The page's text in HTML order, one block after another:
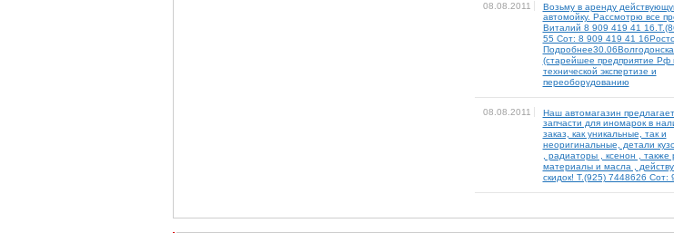
08.08.2011 Возьму в аренду
автомойку. Рассмотрю все
Виталий 8 909 419 41
55 Сот: 8 909 419 41
(старейшее предприятие Рф
технической экспертизе и
переоборудованию
08.08.2011 Наш автомагазин
запчасти для иномарок в
заказ, как уникальные, так и
неоригинальные, детали
, радиаторы , ксенон , также
материалы и масла ,
скидок! Т.(925) 7448626 Сот: